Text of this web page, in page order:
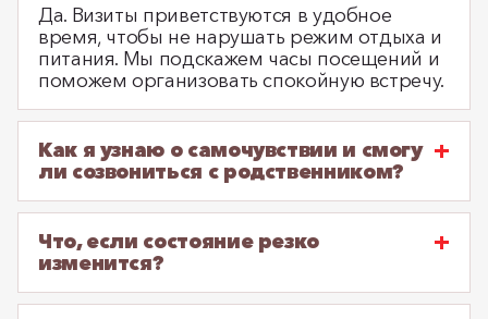
Да. Визиты приветствуются в удобное
время, чтобы не нарушать режим отдыха и
питания. Мы подскажем часы посещений и
поможем организовать спокойную встречу.
Как я узнаю о самочувствии и смогу
ли созвониться с родственником?
Что, если состояние резко
изменится?